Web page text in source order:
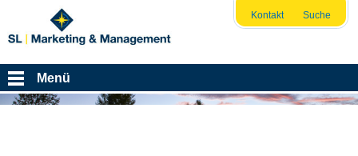
Kontakt Suche
Menü